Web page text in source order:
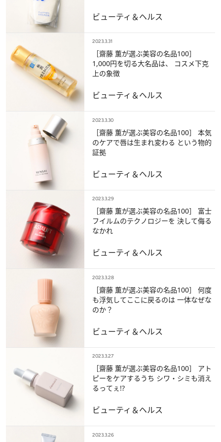
ビューティ＆ヘルス
2023.3.31
［齋藤 薫が選ぶ美容の名品100］
1,000円を切る大名品は、 コスメ下克
上の象徴
ビューティ＆ヘルス
2023.3.30
［齋藤 薫が選ぶ美容の名品100］ 本気
のケアで唇は生まれ変わる という物的
証拠
ビューティ＆ヘルス
2023.3.29
［齋藤 薫が選ぶ美容の名品100］ 富士
フイルムのテクノロジーを 決して侮る
なかれ
ビューティ＆ヘルス
2023.3.28
［齋藤 薫が選ぶ美容の名品100］ 何度
も浮気してここに戻るのは 一体なぜな
のか？
ビューティ＆ヘルス
2023.3.27
［齋藤 薫が選ぶ美容の名品100］ アト
ピーをケアするうち シワ・シミも消え
るってぇ!?
ビューティ＆ヘルス
2023.3.26